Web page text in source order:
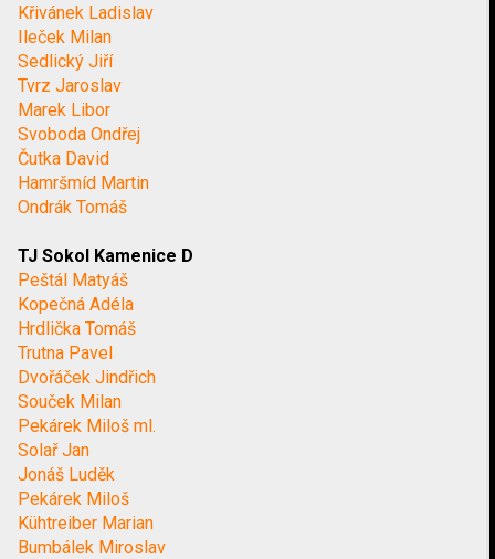
Křivánek Ladislav
Ileček Milan
Sedlický Jiří
Tvrz Jaroslav
Marek Libor
Svoboda Ondřej
Čutka David
Hamršmíd Martin
Ondrák Tomáš
TJ Sokol Kamenice D
Peštál Matyáš
Kopečná Adéla
Hrdlička Tomáš
Trutna Pavel
Dvořáček Jindřich
Souček Milan
Pekárek Miloš ml.
Solař Jan
Jonáš Luděk
Pekárek Miloš
Kühtreiber Marian
Bumbálek Miroslav